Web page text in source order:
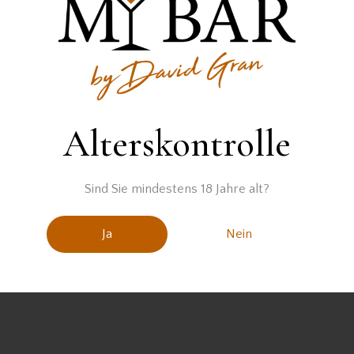
Alterskontrolle
Sind Sie mindestens 18 Jahre alt?
Ja Nein
keine Produkte gefunden, die deiner Auswahl